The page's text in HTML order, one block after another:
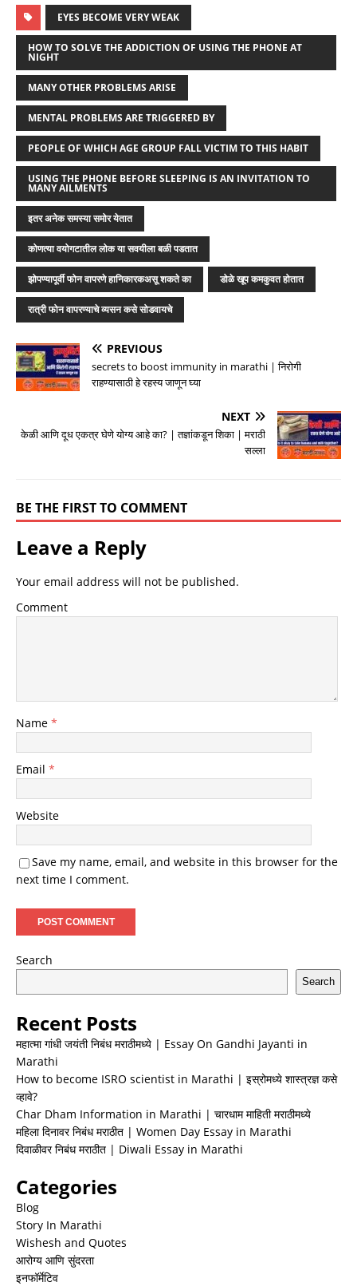
EYES BECOME VERY WEAK
HOW TO SOLVE THE ADDICTION OF USING THE PHONE AT
NIGHT
MANY OTHER PROBLEMS ARISE
MENTAL PROBLEMS ARE TRIGGERED BY
PEOPLE OF WHICH AGE GROUP FALL VICTIM TO THIS HABIT
USING THE PHONE BEFORE SLEEPING IS AN INVITATION TO
MANY AILMENTS
इतर अनेक समस्या समोर येतात
कोणत्या वयोगटातील लोक या सवयीला बळी पडतात
झोपण्यापूर्वी फोन वापरणे हानिकारकअसू शकते का डोळे खूप कमकुवत होतात
रात्री फोन वापरण्याचे व्यसन कसे सोडवायचे
PREVIOUS
secrets to boost immunity in marathi | निरोगी
राहण्यासाठी हे रहस्य जाणून घ्या
NEXT
केळी आणि दूध एकत्र घेणे योग्य आहे का? | तज्ञांकडून शिका | मराठी
सल्ला
BE THE FIRST TO COMMENT
Leave a Reply
Your email address will not be published.
Comment
Name *
Email *
Website
Save my name, email, and website in this browser for the
next time I comment.
Search
Search
Recent Posts
महात्मा गांधी जयंती निबंध मराठीमध्ये | Essay On Gandhi Jayanti in
Marathi
How to become ISRO scientist in Marathi | इस्रोमध्ये शास्त्रज्ञ कसे
व्हावे?
Char Dham Information in Marathi | चारधाम माहिती मराठीमध्ये
महिला दिनावर निबंध मराठीत | Women Day Essay in Marathi
दिवाळीवर निबंध मराठीत | Diwali Essay in Marathi
Categories
Blog
Story In Marathi
Wishesh and Quotes
आरोग्य आणि सुंदरता
इनफॉर्मेटिव